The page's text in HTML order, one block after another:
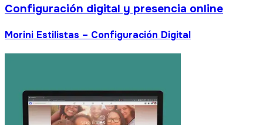
Configuración digital y presencia online
Morini Estilistas – Configuración Digital